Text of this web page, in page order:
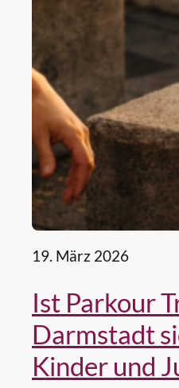
19. März 2026
Ist Parkour
Darmstadt
Kinder und